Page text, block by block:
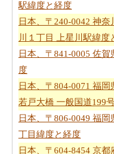
駅緯度と経度
日本、〒240-0042 神
川１丁目 上星川駅緯度
日本、〒841-0005 佐
度
日本、〒804-0071 福
若戸大橋 一般国道199
日本、〒806-0049 福
丁目緯度と経度
日本、〒604-8454 京